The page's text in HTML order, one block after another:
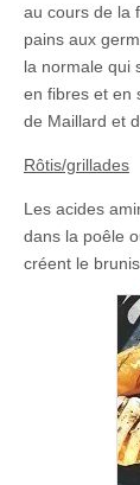
au cours de la
pains aux
la normale qui
en fibres et en
de Maillard et
Rôtis/grillades
Les acides
dans la poêle
créent le